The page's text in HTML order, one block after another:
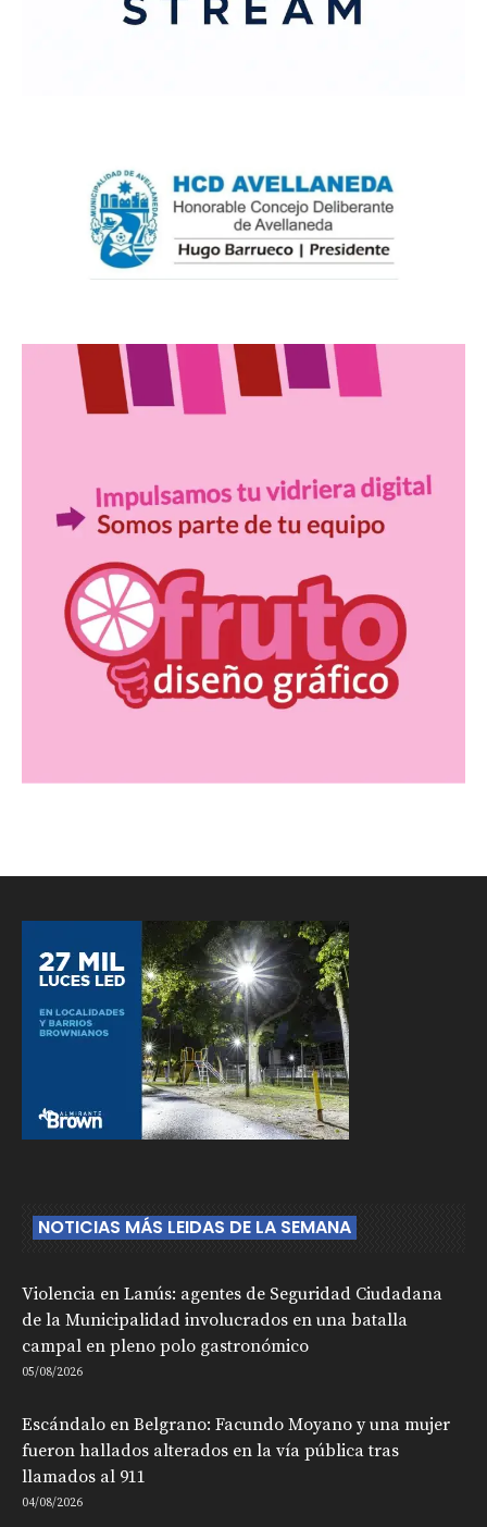
NOTICIAS MÁS LEIDAS DE LA SEMANA
Violencia en Lanús: agentes de Seguridad Ciudadana
de la Municipalidad involucrados en una batalla
campal en pleno polo gastronómico
05/08/2026
Escándalo en Belgrano: Facundo Moyano y una mujer
fueron hallados alterados en la vía pública tras
llamados al 911
04/08/2026